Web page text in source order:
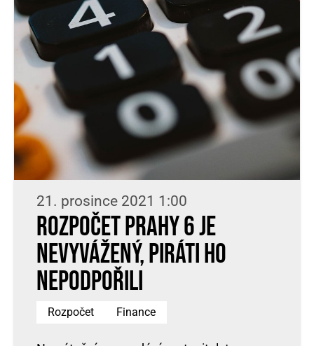
21. prosince 2021 1:00
Rozpočet Prahy 6 je
nevyvážený, Piráti ho
nepodpořili
Rozpočet Finance